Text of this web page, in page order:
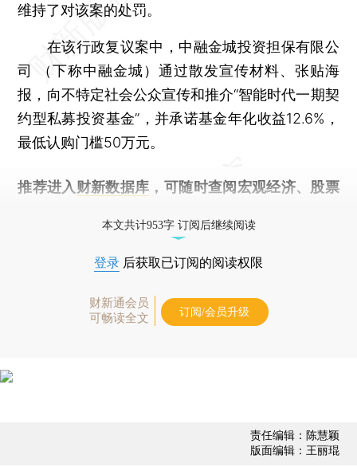
维持了对该案的处罚。
在该行政复议案中，中融金城投资担保有限公
司 （下称中融金城）通过散发宣传材料、张贴海
报，向不特定社会公众宣传和推介“智能时代一期契
约型私募投资基金”，并承诺基金年化收益12.6%，
最低认购门槛50万元。
推荐进入 财新数据库 ，可随时查阅宏观经济、股票
本文共计953字 订阅后继续阅读
登录 后获取已订阅的阅读权限
财新通会员
可畅读全文
订阅/会员升级
责任编辑：陈慧颖
版面编辑：王丽琨